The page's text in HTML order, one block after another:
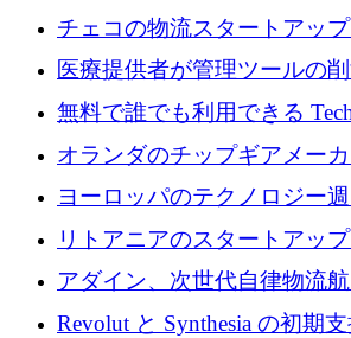
ンス全土に拡大するために
保
チェコの物流スタートアッ
送量が 1 年で 10 倍に増加し
医療提供者が管理ツールの
a16z が Prosper AI を 3,000
無料で誰でも利用できる
Explorer のご紹介
オランダのチップギアメーカ
Instrumentsが3億8,000万ドル
ヨーロッパのテクノロジー
8,500 万ユーロを超える 60
ー資金調達取引
リトアニアのスタートアップ
Slack 内に構築された AI コ
フォームのために 50 万ユー
アダイン、次世代自律物流
万ユーロを確保
Revolut と Synthesia の初期支